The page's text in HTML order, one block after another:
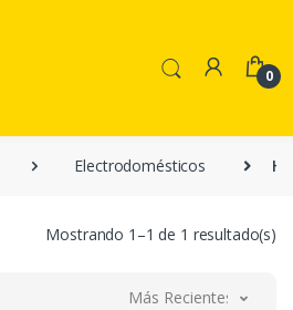
0
Electrodomésticos
Mostrando 1–1 de 1 resultado(s)
Más Recientes